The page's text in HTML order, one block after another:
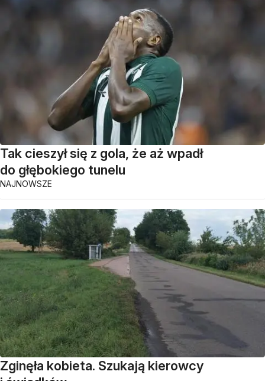
Tak cieszył się z gola, że aż wpadł
do głębokiego tunelu
NAJNOWSZE
Zginęła kobieta. Szukają kierowcy